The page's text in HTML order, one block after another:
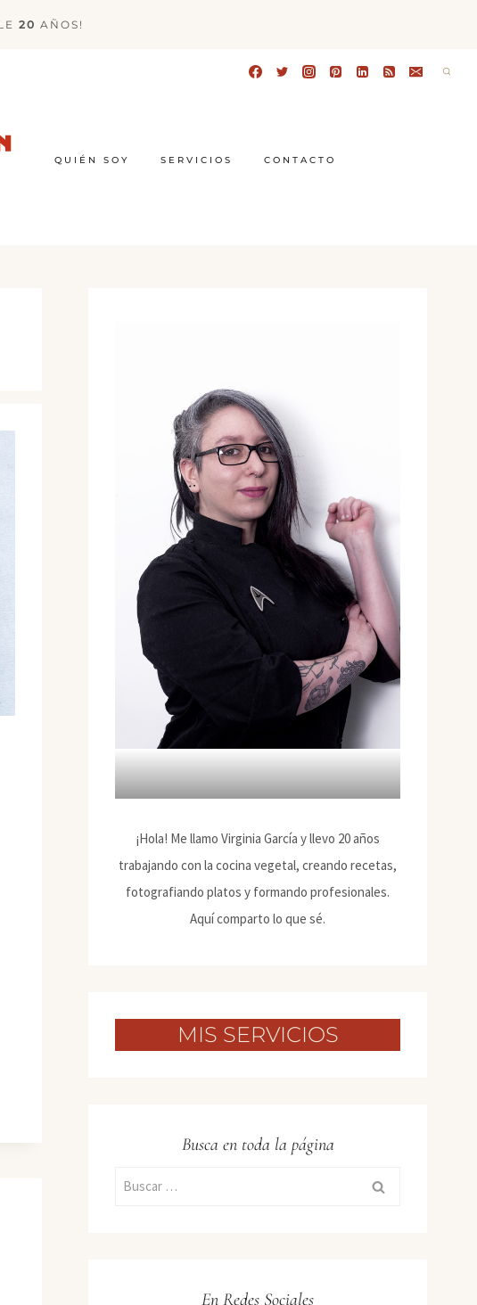
20 AÑOS!
QUIÉN SOY SERVICIOS CONTACTO
¡Hola! Me llamo Virginia García y llevo 20 años
trabajando con la cocina vegetal, creando recetas,
fotografiando platos y formando profesionales.
Aquí comparto lo que sé.
MIS SERVICIOS
Busca en toda la página
Buscar:
En Redes Sociales